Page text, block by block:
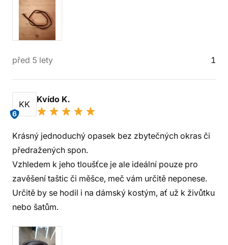
před 5 lety 1
KK
6
Kvído K.
Krásný jednoduchý opasek bez zbytečných okras či
předražených spon.
Vzhledem k jeho tloušťce je ale ideální pouze pro
zavěšení taštic či měšce, meč vám určitě neponese.
Určitě by se hodil i na dámský kostým, ať už k živůtku
nebo šatům.